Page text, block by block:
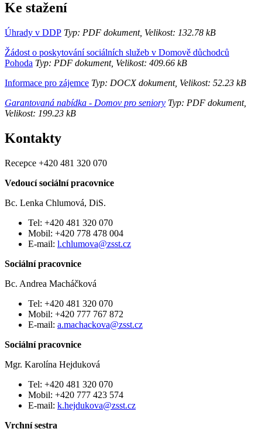
Ke stažení
Úhrady v DDP Typ: PDF dokument, Velikost: 132.78 kB
Žádost o poskytování sociálních služeb v Domově důchodců
Pohoda Typ: PDF dokument, Velikost: 409.66 kB
Informace pro zájemce Typ: DOCX dokument, Velikost: 52.23 kB
Garantovaná nabídka - Domov pro seniory Typ: PDF dokument,
Velikost: 199.23 kB
Kontakty
Recepce +420 481 320 070
Vedoucí sociální pracovnice
Bc. Lenka Chlumová, DiS.
Tel: +420 481 320 070
Mobil: +420 778 478 004
E-mail: l.chlumova@zsst.cz
Sociální pracovnice
Bc. Andrea Macháčková
Tel: +420 481 320 070
Mobil: +420 777 767 872
E-mail: a.machackova@zsst.cz
Sociální pracovnice
Mgr. Karolína Hejduková
Tel: +420 481 320 070
Mobil: +420 777 423 574
E-mail: k.hejdukova@zsst.cz
Vrchní sestra